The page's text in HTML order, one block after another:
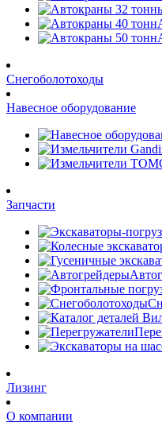
Снегоболотоходы
Навесное оборудование
Запчасти
Лизинг
О компании